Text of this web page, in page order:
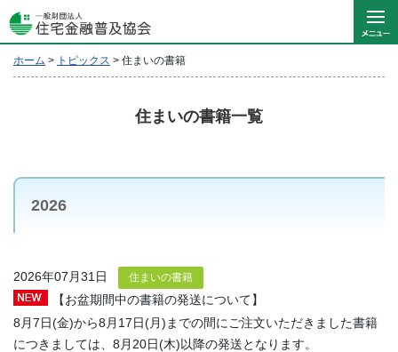
ホーム > トピックス > 住まいの書籍
住まいの書籍一覧
2026
2026年07月31日 住まいの書籍
【お盆期間中の書籍の発送について】
8月7日(金)から8月17日(月)までの間にご注文いただきました書籍
につきましては、8月20日(木)以降の発送となります。